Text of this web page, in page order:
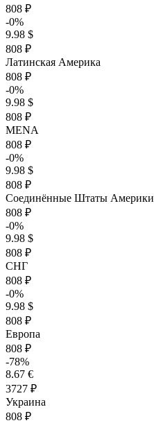
808 ₽
-0%
9.98 $
808 ₽
Латинская Америка
808 ₽
-0%
9.98 $
808 ₽
MENA
808 ₽
-0%
9.98 $
808 ₽
Соединённые Штаты Америки
808 ₽
-0%
9.98 $
808 ₽
СНГ
808 ₽
-0%
9.98 $
808 ₽
Европа
808 ₽
-78%
8.67 €
3727 ₽
Украина
808 ₽